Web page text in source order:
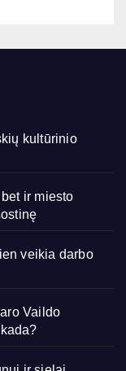
kultūrinio
ir miesto
veikia darbo
Vaildo